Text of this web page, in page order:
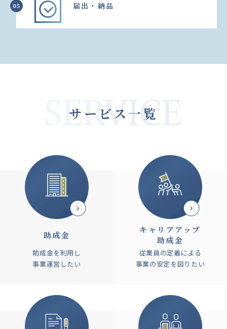
05 届出・納品
サービス一覧
助成金
助成金を利用し
事業運営したい
キャリアアップ
助成金
従業員の定着による
事業の安定を図りたい